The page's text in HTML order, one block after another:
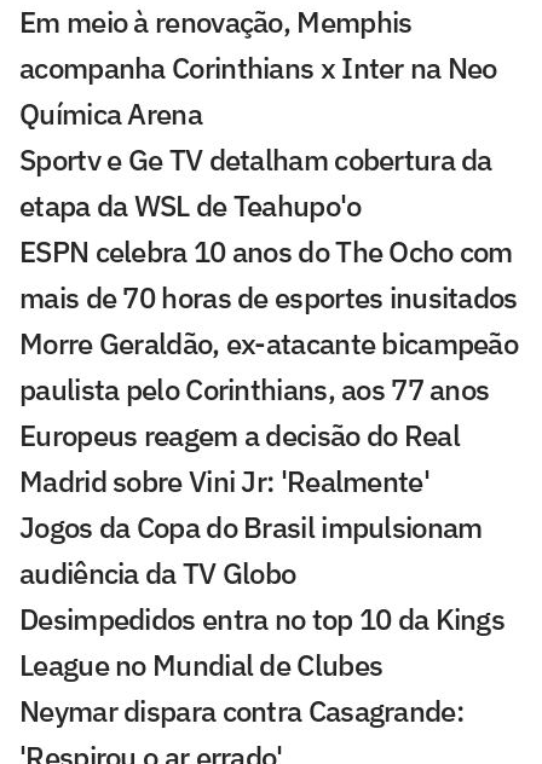
Em meio à renovação, Memphis
acompanha Corinthians x Inter na Neo
Química Arena
Sportv e Ge TV detalham cobertura da
etapa da WSL de Teahupo'o
ESPN celebra 10 anos do The Ocho com
mais de 70 horas de esportes inusitados
Morre Geraldão, ex-atacante bicampeão
paulista pelo Corinthians, aos 77 anos
Europeus reagem a decisão do Real
Madrid sobre Vini Jr: 'Realmente'
Jogos da Copa do Brasil impulsionam
audiência da TV Globo
Desimpedidos entra no top 10 da Kings
League no Mundial de Clubes
Neymar dispara contra Casagrande: